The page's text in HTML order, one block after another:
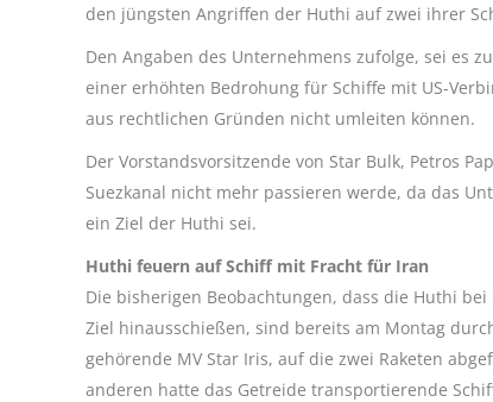
den jüngsten Angriffen der Huthi auf zwei ihrer
Den Angaben des Unternehmens zufolge, sei es
einer erhöhten Bedrohung für Schiffe mit US-
aus rechtlichen Gründen nicht umleiten können.
Der Vorstandsvorsitzende von Star Bulk, Petros
Suezkanal nicht mehr passieren werde, da das
ein Ziel der Huthi sei.
Huthi feuern auf Schiff mit Fracht für Iran
Die bisherigen Beobachtungen, dass die Huthi
Ziel hinausschießen, sind bereits am Montag
gehörende MV Star Iris, auf die zwei Raketen
anderen hatte das Getreide transportierende